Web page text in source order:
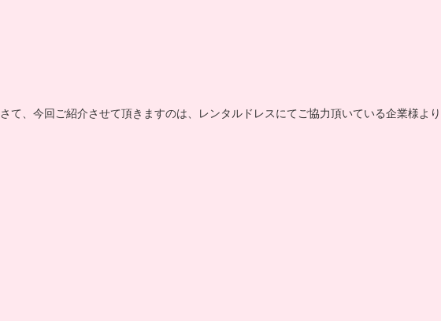
さて、今回ご紹介させて頂きますのは、レンタルドレスにてご協力頂いている企業様よ